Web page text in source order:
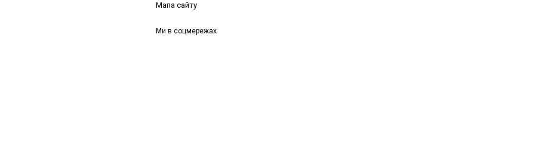
Мапа сайту
Ми в соцмережах